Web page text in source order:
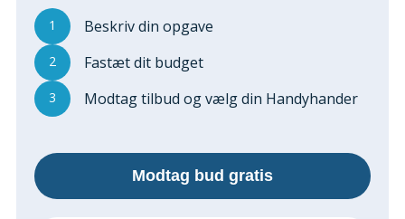
MALER
Indendørs
Udendørs
Kan Det Males?
MURER
Reparationer
Om Materialer
1 Beskriv din opgave
2 Fastæt dit budget
3 Modtag tilbud og vælg din Handyhander
Modtag bud gratis